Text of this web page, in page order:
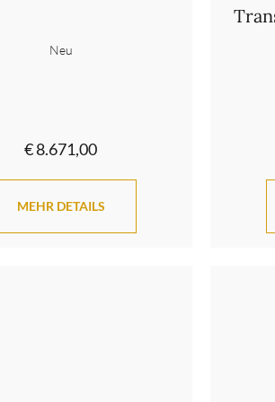
Neu
€ 8.671,00
MEHR DETAILS